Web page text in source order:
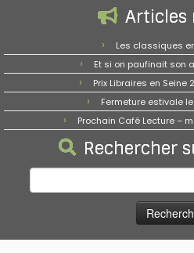
Articles
Les classiques
Et si on paufinait son
Prix Libraires en Seine
Fermeture estivale le
Prochain Café Lecture –
Rechercher